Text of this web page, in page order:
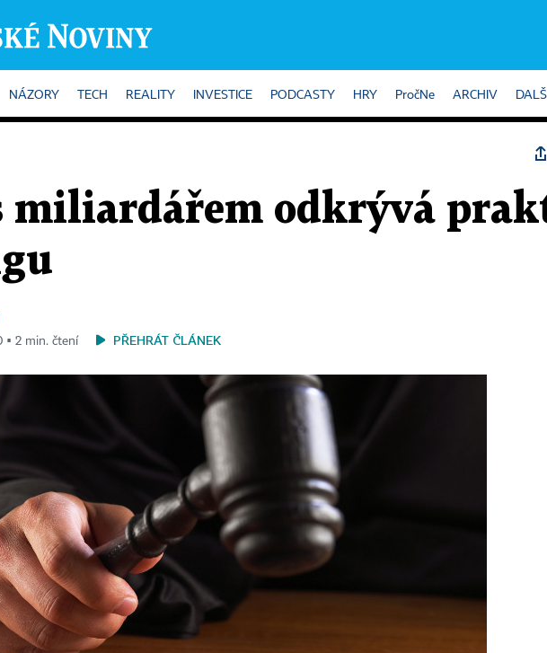
NÁZORY TECH REALITY INVESTICE PODCASTY HRY PročNe ARCHIV DALŠÍ
miliardářem odkrývá
▪ 2 min. čtení PŘEHRÁT ČLÁNEK